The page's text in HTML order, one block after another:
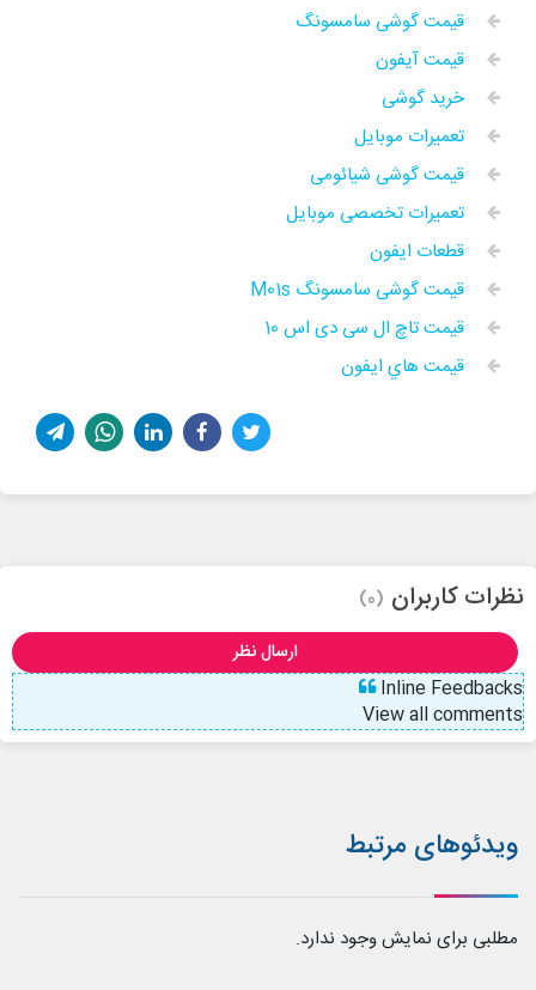
قیمت گوشی سامسونگ
قیمت آیفون
خرید گوشی
تعمیرات موبایل
قیمت گوشی شیائومی
تعمیرات تخصصی موبایل
قطعات ایفون
قیمت گوشی سامسونگ M01s
قیمت تاچ ال سی دی اس 10
قيمت هاي ايفون
نظرات کاربران (0)
ارسال نظر
Inline Feedbacks
View all comments
ویدئوهای مرتبط
مطلبی برای نمایش وجود ندارد.